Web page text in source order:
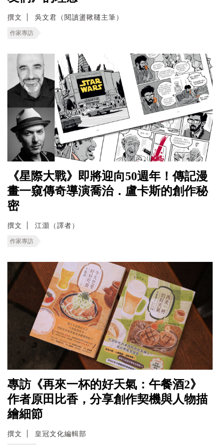
撰文 吳文君（閱讀盪鞦韆主筆）
作家專訪
《星際大戰》即將迎向50週年！傳記漫
畫一窺傳奇導演喬治．盧卡斯的創作秘
密
撰文 江灝（譯者）
作家專訪
專訪《再來一杯的好天氣：午餐酒2》
作者原田比香，分享創作契機與人物描
繪細節
撰文 皇冠文化編輯部